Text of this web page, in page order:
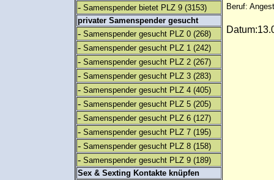
- Samenspender bietet PLZ 9 (3153)
privater Samenspender gesucht
- Samenspender gesucht PLZ 0 (268)
- Samenspender gesucht PLZ 1 (242)
- Samenspender gesucht PLZ 2 (267)
- Samenspender gesucht PLZ 3 (283)
- Samenspender gesucht PLZ 4 (405)
- Samenspender gesucht PLZ 5 (205)
- Samenspender gesucht PLZ 6 (127)
- Samenspender gesucht PLZ 7 (195)
- Samenspender gesucht PLZ 8 (158)
- Samenspender gesucht PLZ 9 (189)
Sex & Sexting Kontakte knüpfen
Beruf: